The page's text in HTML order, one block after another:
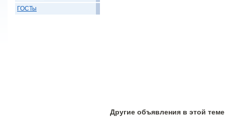
ГОСТы
Другие объявления в этой теме